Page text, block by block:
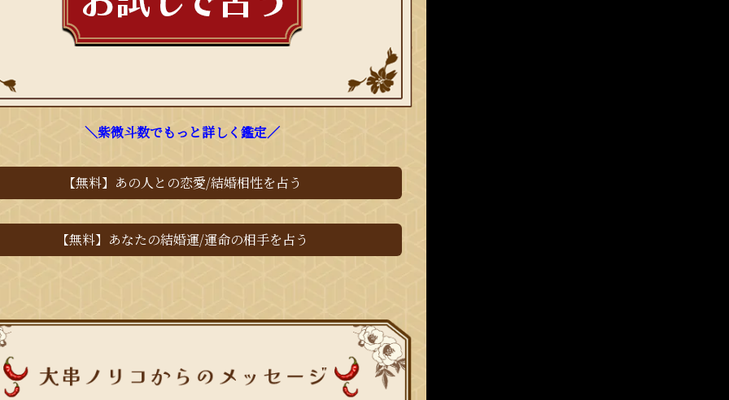
※必須
名
＼紫微斗数でもっと詳しく鑑定／
【無料】あの人との恋愛/結婚相性を占う
【無料】あなたの結婚運/運命の相手を占う